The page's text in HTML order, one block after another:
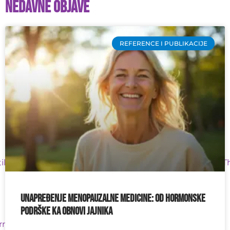
Nedavne objave
REFERENCE I PUBLIKACIJE
Unapređenje menopauzalne medicine: od hormonske
podrške ka obnovi jajnika